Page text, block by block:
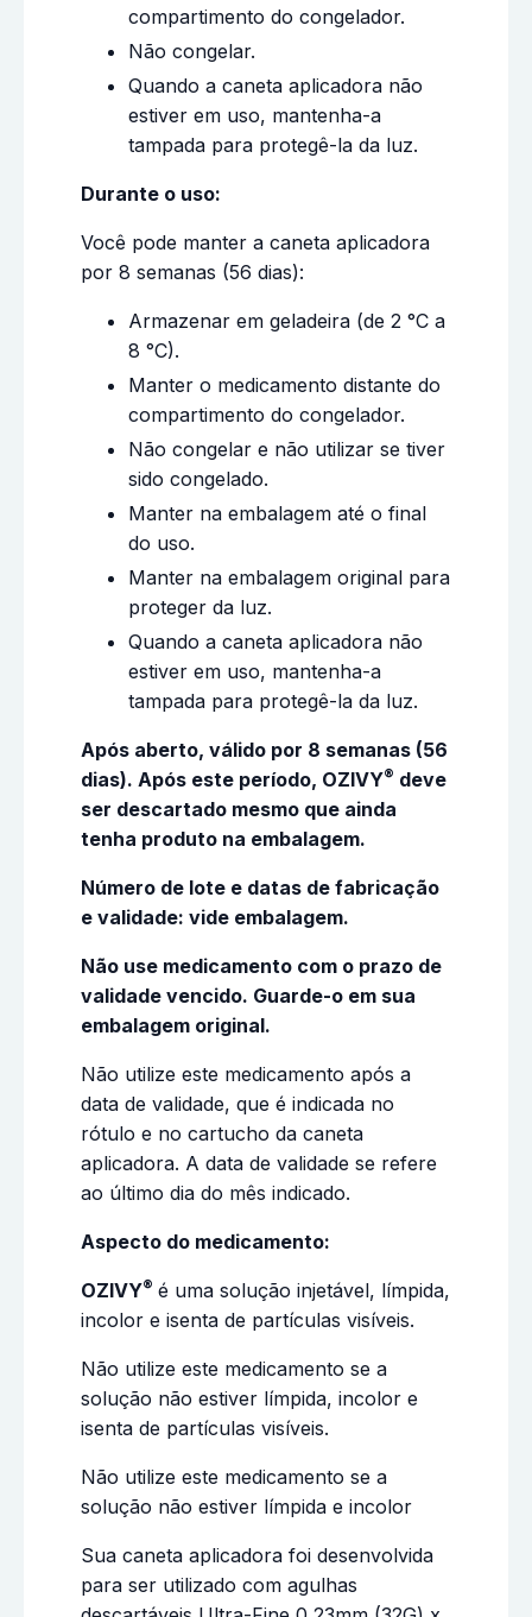
compartimento do congelador.
Não congelar.
Quando a caneta aplicadora não
estiver em uso, mantenha-a
tampada para protegê-la da luz.
Durante o uso:
Você pode manter a caneta aplicadora
por 8 semanas (56 dias):
Armazenar em geladeira (de 2 °C a
8 °C).
Manter o medicamento distante do
compartimento do congelador.
Não congelar e não utilizar se tiver
sido congelado.
Manter na embalagem até o final
do uso.
Manter na embalagem original para
proteger da luz.
Quando a caneta aplicadora não
estiver em uso, mantenha-a
tampada para protegê-la da luz.
Após aberto, válido por 8 semanas (56
dias). Após este período, OZIVY® deve
ser descartado mesmo que ainda
tenha produto na embalagem.
Número de lote e datas de fabricação
e validade: vide embalagem.
Não use medicamento com o prazo de
validade vencido. Guarde-o em sua
embalagem original.
Não utilize este medicamento após a
data de validade, que é indicada no
rótulo e no cartucho da caneta
aplicadora. A data de validade se refere
ao último dia do mês indicado.
Aspecto do medicamento:
OZIVY® é uma solução injetável, límpida,
incolor e isenta de partículas visíveis.
Não utilize este medicamento se a
solução não estiver límpida, incolor e
isenta de partículas visíveis.
Não utilize este medicamento se a
solução não estiver límpida e incolor
Sua caneta aplicadora foi desenvolvida
para ser utilizado com agulhas